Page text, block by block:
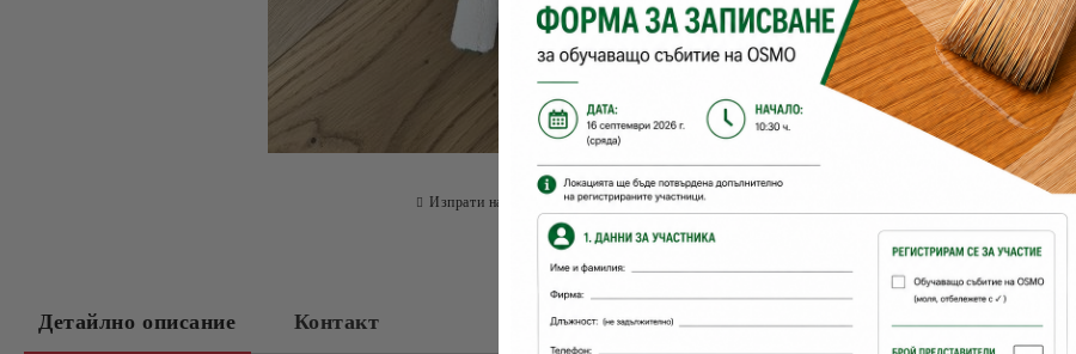
Изпрати на приятел
Детайлно описание Контакт